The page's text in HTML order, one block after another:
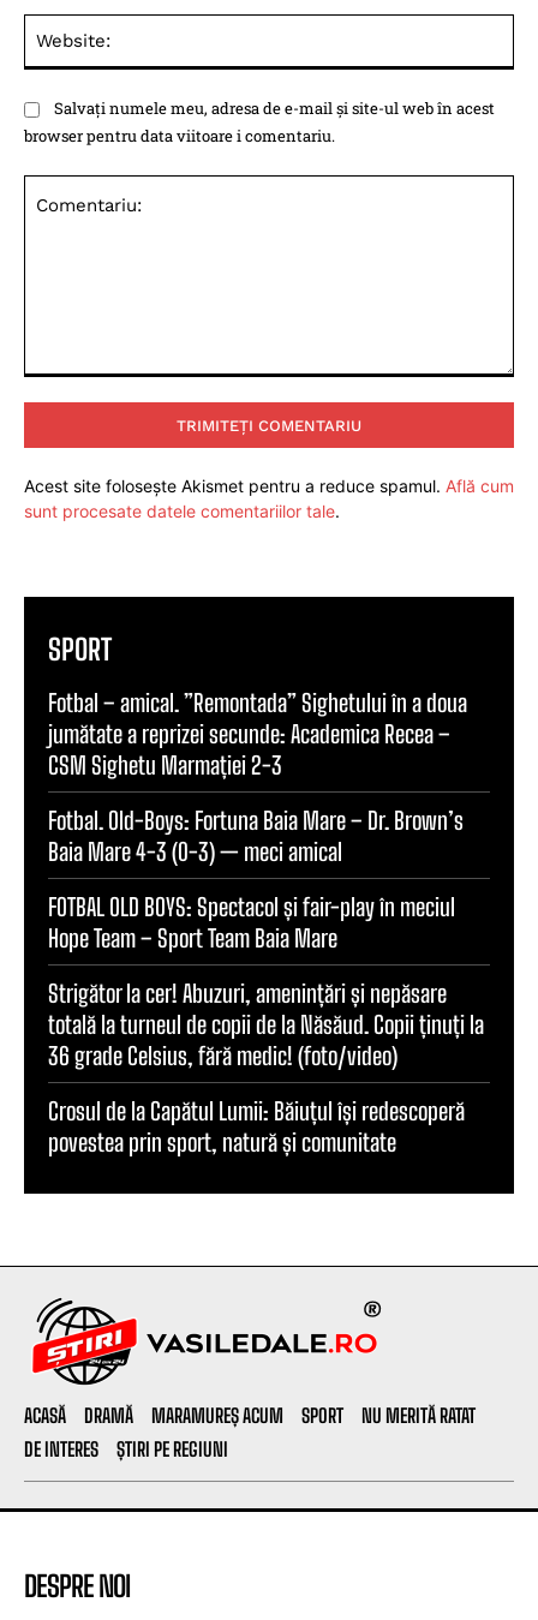
Salvați numele meu, adresa de e-mail și site-ul web în acest
browser pentru data viitoare i comentariu.
Acest site folosește Akismet pentru a reduce spamul. Află cum
sunt procesate datele comentariilor tale.
SPORT
Fotbal – amical. ”Remontada” Sighetului în a doua
jumătate a reprizei secunde: Academica Recea –
CSM Sighetu Marmației 2-3
Fotbal. Old-Boys: Fortuna Baia Mare – Dr. Brown’s
Baia Mare 4-3 (0-3) — meci amical
FOTBAL OLD BOYS: Spectacol și fair-play în meciul
Hope Team – Sport Team Baia Mare
Strigător la cer! Abuzuri, amenințări și nepăsare
totală la turneul de copii de la Năsăud. Copii ținuți la
36 grade Celsius, fără medic! (foto/video)
Crosul de la Capătul Lumii: Băiuțul își redescoperă
povestea prin sport, natură și comunitate
ACASĂ DRAMĂ MARAMUREȘ ACUM SPORT
NU MERITĂ RATAT
DE INTERES
ȘTIRI PE REGIUNI
DESPRE NOI